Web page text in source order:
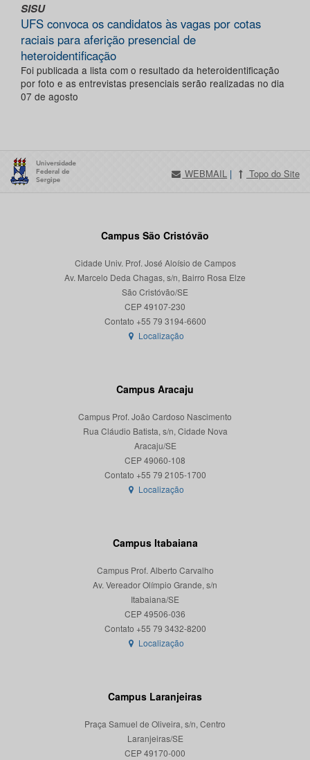
SISU
UFS convoca os candidatos às vagas por cotas
raciais para aferição presencial de
heteroidentificação
Foi publicada a lista com o resultado da heteroidentificação
por foto e as entrevistas presenciais serão realizadas no dia
07 de agosto
WEBMAIL | Topo do Site
Campus São Cristóvão
Cidade Univ. Prof. José Aloísio de Campos
Av. Marcelo Deda Chagas, s/n, Bairro Rosa Elze
São Cristóvão/SE
CEP 49107-230
Localização
Campus Aracaju
Campus Prof. João Cardoso Nascimento
Rua Cláudio Batista, s/n, Cidade Nova
Aracaju/SE
CEP 49060-108
Localização
Campus Itabaiana
Campus Prof. Alberto Carvalho
Av. Vereador Olímpio Grande, s/n
Itabaiana/SE
CEP 49506-036
Localização
Campus Laranjeiras
Praça Samuel de Oliveira, s/n, Centro
Laranjeiras/SE
CEP 49170-000